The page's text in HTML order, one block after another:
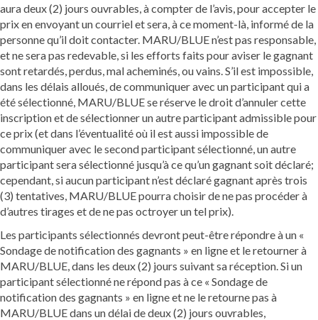
aura deux (2) jours ouvrables, à compter de l’avis, pour accepter le
prix en envoyant un courriel et sera, à ce moment-là, informé de la
personne qu’il doit contacter. MARU/BLUE n’est pas responsable,
et ne sera pas redevable, si les efforts faits pour aviser le gagnant
sont retardés, perdus, mal acheminés, ou vains. S’il est impossible,
dans les délais alloués, de communiquer avec un participant qui a
été sélectionné, MARU/BLUE se réserve le droit d’annuler cette
inscription et de sélectionner un autre participant admissible pour
ce prix (et dans l’éventualité où il est aussi impossible de
communiquer avec le second participant sélectionné, un autre
participant sera sélectionné jusqu’à ce qu’un gagnant soit déclaré;
cependant, si aucun participant n’est déclaré gagnant après trois
(3) tentatives, MARU/BLUE pourra choisir de ne pas procéder à
d’autres tirages et de ne pas octroyer un tel prix).
Les participants sélectionnés devront peut-être répondre à un «
Sondage de notification des gagnants » en ligne et le retourner à
MARU/BLUE, dans les deux (2) jours suivant sa réception. Si un
participant sélectionné ne répond pas à ce « Sondage de
notification des gagnants » en ligne et ne le retourne pas à
MARU/BLUE dans un délai de deux (2) jours ouvrables,